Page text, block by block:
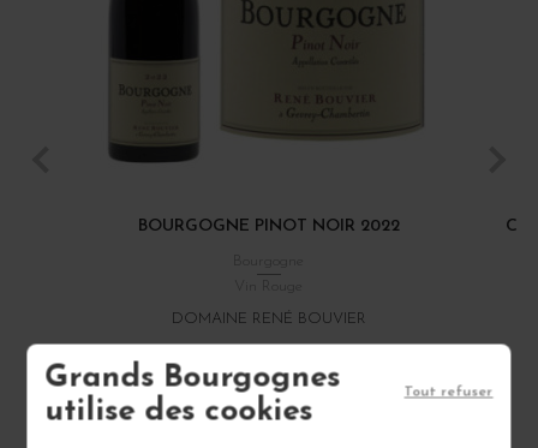
Grands Bourgognes
utilise des cookies
Tout refuser
BOURGOGNE PINOT NOIR 2022
DOMAINE RENÉ BOUVIER
22,00 €
/ 75 cl : Bouteille